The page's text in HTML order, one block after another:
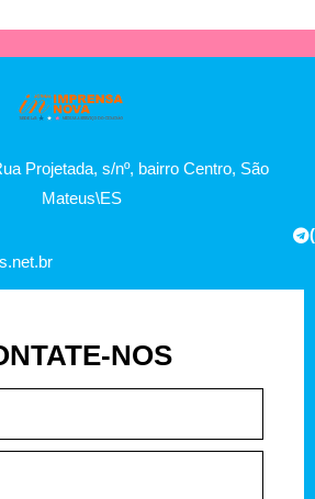
Projetada, s/nº, bairro Centro, São
Mateus\ES
NOS